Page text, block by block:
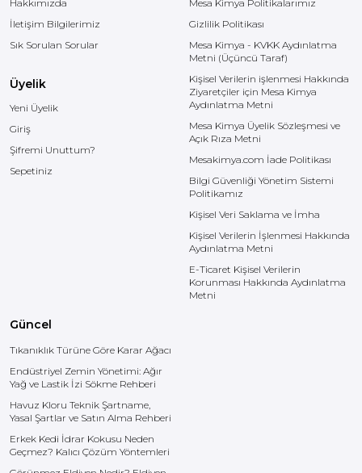
Hakkımızda
İletişim Bilgilerimiz
Sık Sorulan Sorular
Üyelik
Yeni Üyelik
Giriş
Şifremi Unuttum?
Sepetiniz
Mesa Kimya Politikalarımız
Gizlilik Politikası
Mesa Kimya - KVKK Aydınlatma
Metni (Üçüncü Taraf)
Kişisel Verilerin işlenmesi Hakkında
Ziyaretçiler için Mesa Kimya
Aydınlatma Metni
Mesa Kimya Üyelik Sözleşmesi ve
Açık Rıza Metni
Mesakimya.com İade Politikası
Bilgi Güvenliği Yönetim Sistemi
Politikamız
Kişisel Veri Saklama ve İmha
Kişisel Verilerin İşlenmesi Hakkında
Aydınlatma Metni
E-Ticaret Kişisel Verilerin
Korunması Hakkında Aydınlatma
Metni
Güncel
Tıkanıklık Türüne Göre Karar Ağacı
Endüstriyel Zemin Yönetimi: Ağır
Yağ ve Lastik İzi Sökme Rehberi
Havuz Kloru Teknik Şartname,
Yasal Şartlar ve Satın Alma Rehberi
Erkek Kedi İdrar Kokusu Neden
Geçmez? Kalıcı Çözüm Yöntemleri